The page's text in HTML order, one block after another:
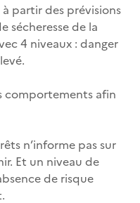
partir des prévisions
sécheresse de la
4 niveaux : danger
comportements afin
n’informe pas sur
Et un niveau de
de risque